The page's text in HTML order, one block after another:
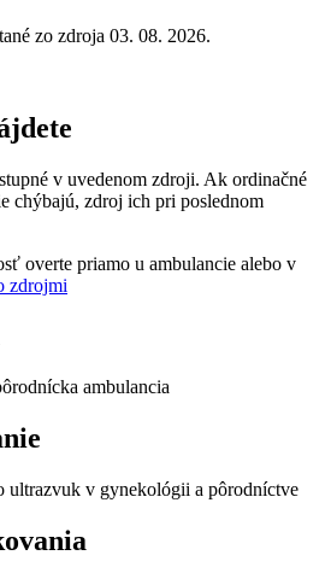
zo zdroja 03. 08. 2026.
v uvedenom zdroji. Ak ordinačné
chýbajú, zdroj ich pri poslednom
overte priamo u ambulancie alebo v
zdrojmi
ambulancia
ultrazvuk v gynekológii a pôrodníctve